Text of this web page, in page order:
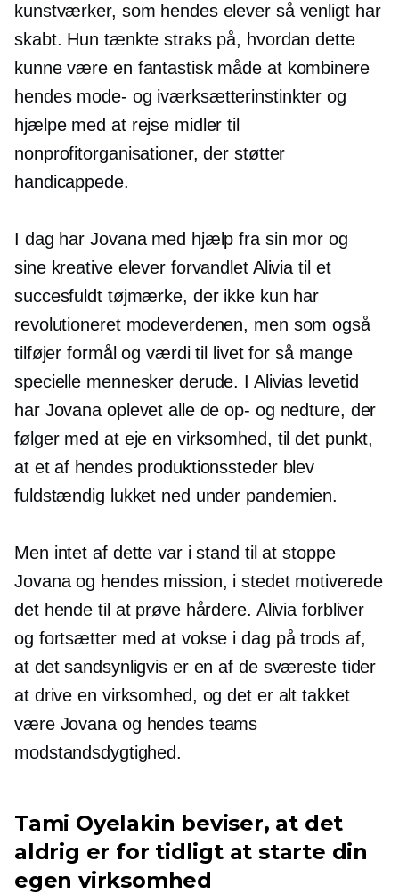
kunstværker, som hendes elever så venligt har
skabt. Hun tænkte straks på, hvordan dette
kunne være en fantastisk måde at kombinere
hendes mode- og iværksætterinstinkter og
hjælpe med at rejse midler til
nonprofitorganisationer, der støtter
handicappede.
I dag har Jovana med hjælp fra sin mor og
sine kreative elever forvandlet Alivia til et
succesfuldt tøjmærke, der ikke kun har
revolutioneret modeverdenen, men som også
tilføjer formål og værdi til livet for så mange
specielle mennesker derude. I Alivias levetid
har Jovana oplevet alle de op- og nedture, der
følger med at eje en virksomhed, til det punkt,
at et af hendes produktionssteder blev
fuldstændig lukket ned under pandemien.
Men intet af dette var i stand til at stoppe
Jovana og hendes mission, i stedet motiverede
det hende til at prøve hårdere. Alivia forbliver
og fortsætter med at vokse i dag på trods af,
at det sandsynligvis er en af ​​de sværeste tider
at drive en virksomhed, og det er alt takket
være Jovana og hendes teams
modstandsdygtighed.
Tami Oyelakin beviser, at det
aldrig er for tidligt at starte din
egen virksomhed